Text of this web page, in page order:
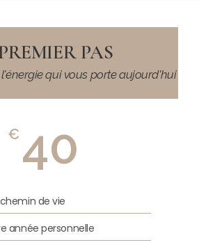
PAS
qui vous porte aujourd'hui
€ 40
de vie
année personnelle